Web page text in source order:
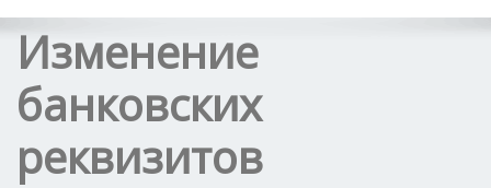
Изменение
банковских
реквизитов